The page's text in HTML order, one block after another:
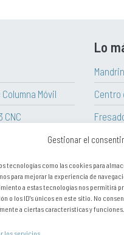
Gestionar el
tecnologías como las cookies para
para mejorar la experiencia de
a estas tecnologías nos permitirá
o los ID's únicos en este sitio. No
a ciertas características y funciones.
los servicios
Móvil
CNC
Haitian
Lo
Centro
Torno
Torno